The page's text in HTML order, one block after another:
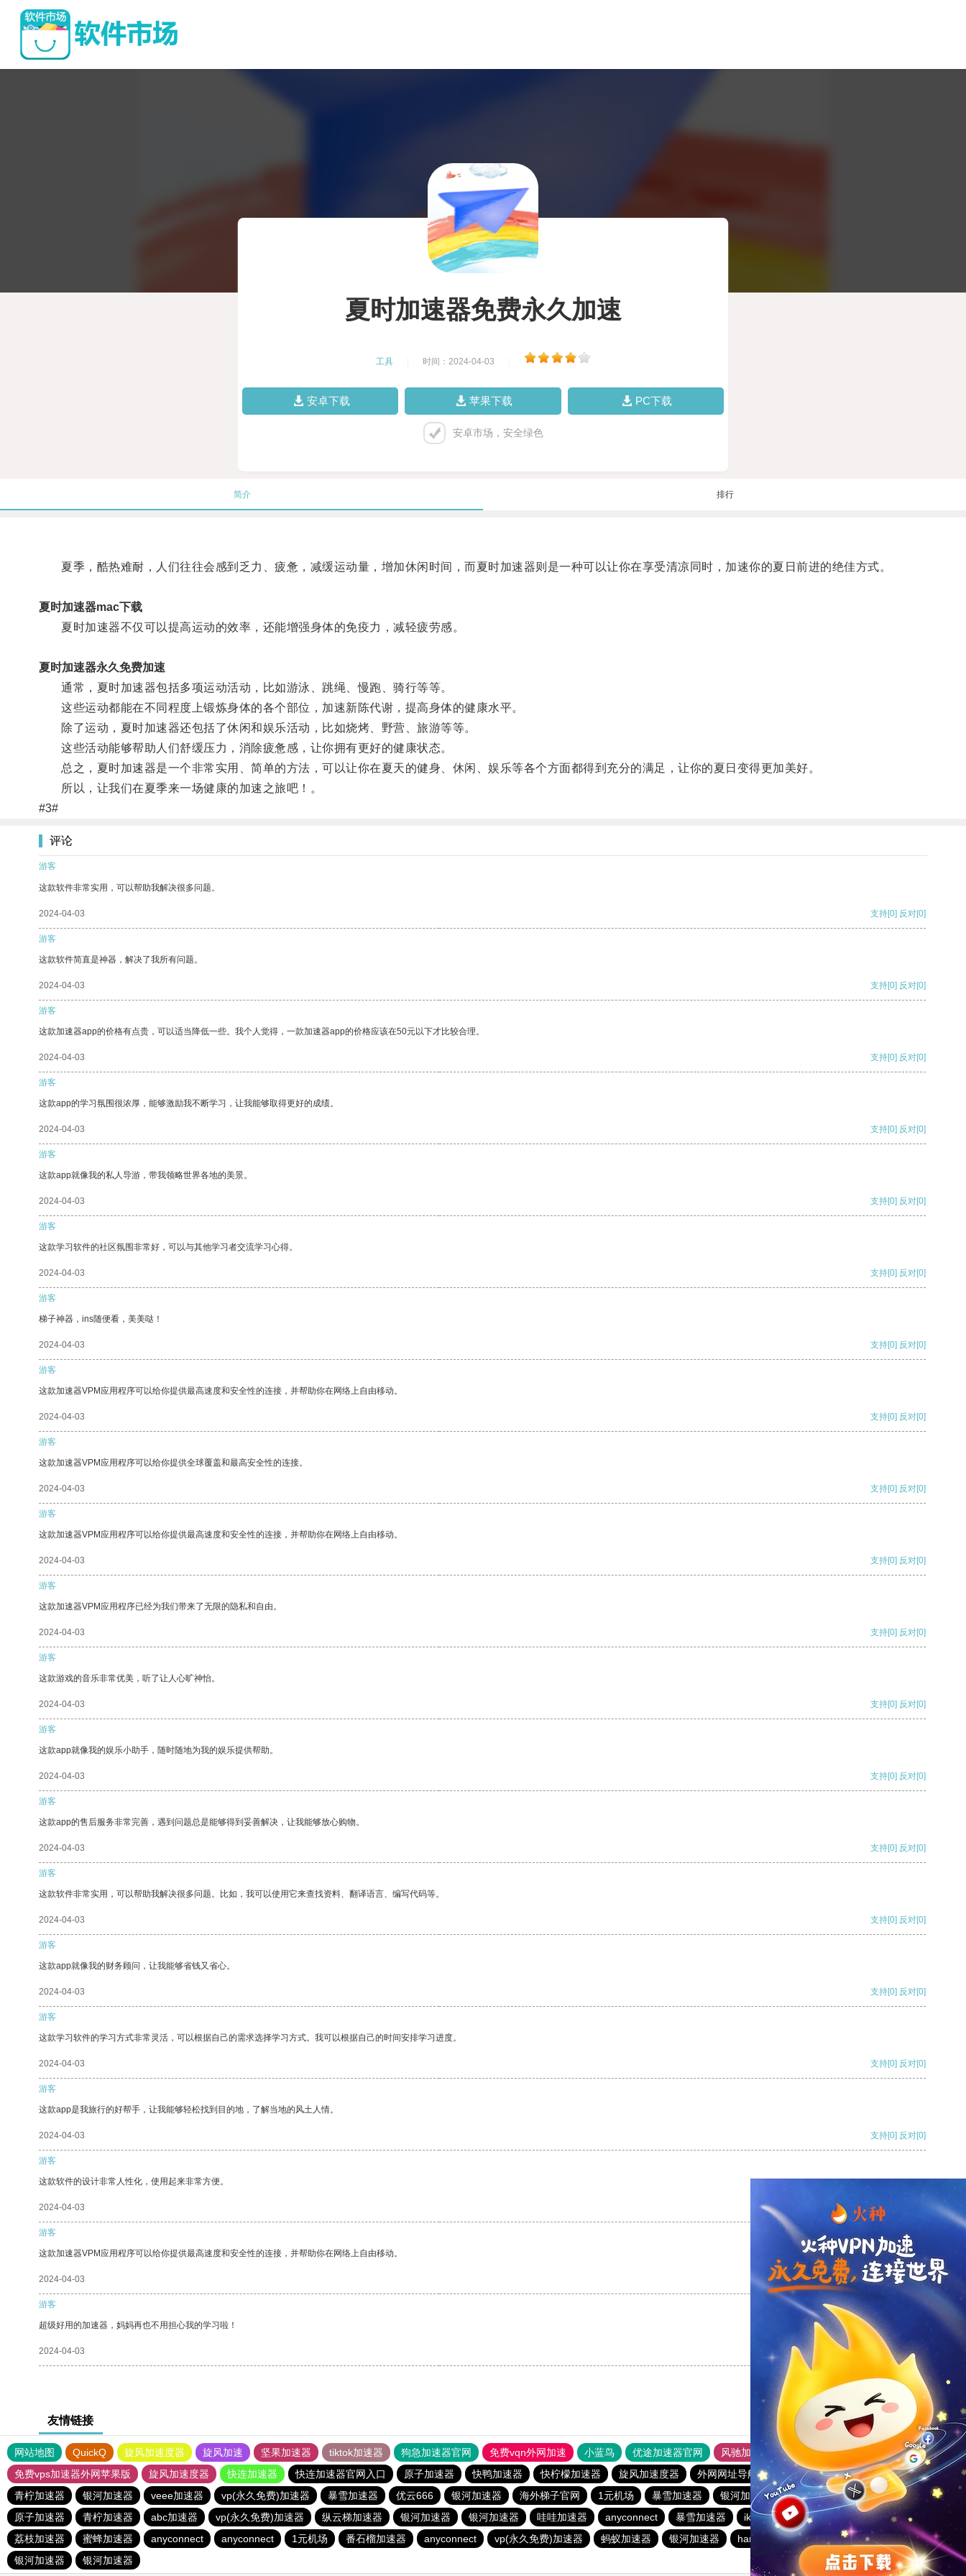
夏时加速器免费永久加速
工具 时间：2024-04-03
安卓下载 苹果下载 PC下载
安卓市场，安全绿色
简介 排行
夏季，酷热难耐，人们往往会感到乏力、疲惫，减缓运动量，增加休闲时间，而夏时加速器则是一种可以让你在享受清凉同时，加速你的夏日前进的绝佳方式。
夏时加速器mac下载
夏时加速器不仅可以提高运动的效率，还能增强身体的免疫力，减轻疲劳感。
夏时加速器永久免费加速
通常，夏时加速器包括多项运动活动，比如游泳、跳绳、慢跑、骑行等等。
这些运动都能在不同程度上锻炼身体的各个部位，加速新陈代谢，提高身体的健康水平。
除了运动，夏时加速器还包括了休闲和娱乐活动，比如烧烤、野营、旅游等等。
这些活动能够帮助人们舒缓压力，消除疲惫感，让你拥有更好的健康状态。
总之，夏时加速器是一个非常实用、简单的方法，可以让你在夏天的健身、休闲、娱乐等各个方面都得到充分的满足，让你的夏日变得更加美好。
所以，让我们在夏季来一场健康的加速之旅吧！。
#3#
评论
游客
这款软件非常实用，可以帮助我解决很多问题。
2024-04-03 支持[0] 反对[0]
游客
这款软件简直是神器，解决了我所有问题。
2024-04-03 支持[0] 反对[0]
游客
这款加速器app的价格有点贵，可以适当降低一些。我个人觉得，一款加速器app的价格应该在50元以下才比较合理。
2024-04-03 支持[0] 反对[0]
游客
这款app的学习氛围很浓厚，能够激励我不断学习，让我能够取得更好的成绩。
2024-04-03 支持[0] 反对[0]
游客
这款app就像我的私人导游，带我领略世界各地的美景。
2024-04-03 支持[0] 反对[0]
游客
这款学习软件的社区氛围非常好，可以与其他学习者交流学习心得。
2024-04-03 支持[0] 反对[0]
游客
梯子神器，ins随便看，美美哒！
2024-04-03 支持[0] 反对[0]
游客
这款加速器VPM应用程序可以给你提供最高速度和安全性的连接，并帮助你在网络上自由移动。
2024-04-03 支持[0] 反对[0]
游客
这款加速器VPM应用程序可以给你提供全球覆盖和最高安全性的连接。
2024-04-03 支持[0] 反对[0]
游客
这款加速器VPM应用程序可以给你提供最高速度和安全性的连接，并帮助你在网络上自由移动。
2024-04-03 支持[0] 反对[0]
游客
这款加速器VPM应用程序已经为我们带来了无限的隐私和自由。
2024-04-03 支持[0] 反对[0]
游客
这款游戏的音乐非常优美，听了让人心旷神怡。
2024-04-03 支持[0] 反对[0]
游客
这款app就像我的娱乐小助手，随时随地为我的娱乐提供帮助。
2024-04-03 支持[0] 反对[0]
游客
这款app的售后服务非常完善，遇到问题总是能够得到妥善解决，让我能够放心购物。
2024-04-03 支持[0] 反对[0]
游客
这款软件非常实用，可以帮助我解决很多问题。比如，我可以使用它来查找资料、翻译语言、编写代码等。
2024-04-03 支持[0] 反对[0]
游客
这款app就像我的财务顾问，让我能够省钱又省心。
2024-04-03 支持[0] 反对[0]
游客
这款学习软件的学习方式非常灵活，可以根据自己的需求选择学习方式。我可以根据自己的时间安排学习进度。
2024-04-03 支持[0] 反对[0]
游客
这款app是我旅行的好帮手，让我能够轻松找到目的地，了解当地的风土人情。
2024-04-03 支持[0] 反对[0]
游客
这款软件的设计非常人性化，使用起来非常方便。
2024-04-03 支持
游客
这款加速器VPM应用程序可以给你提供最高速度和安全性的连接，并帮助你在网络上自由移动。
2024-04-03 支持[0] 反对[0]
游客
超级好用的加速器，妈妈再也不用担心我的学习啦！
2024-04-03 支持[0] 反对[0]
友情链接
网站地图 QuickQ 旋风加速度器 旋风加速 坚果加速器 tiktok加速器 狗急加速器官网 免费vqn外网加速 小蓝鸟 优途加速器官网 风驰加速器
旋风加速器
免费vps加速器外网苹果版
旋风加速度器 快连加速器 快连加速器官网入口 原子加速器 快鸭加速器 快柠檬加速器 旋风加速度器 外网网址导航 软件中心
银河加速器
青柠加速器
银河加速器 veee加速器 vp(永久免费)加速器 暴雪加速器 优云666 银河加速器 海外梯子官网 1元机场 暴雪加速器 银河加速器 暴雪加速器
海鸥加速器
原子加速器
青柠加速器 abc加速器 vp(永久免费)加速器 纵云梯加速器 银河加速器 银河加速器 哇哇加速器 anyconnect 暴雪加速器 ikuuu.me加速器官网
银河加速器
荔枝加速器
蜜蜂加速器 anyconnect anyconnect 1元机场 番石榴加速器 anyconnect vp(永久免费)加速器 蚂蚁加速器 银河加速器 hammer加速器 速鹰666
银河加速器
银河加速器
银河加速器